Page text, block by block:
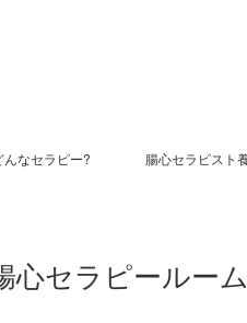
んなセラピー? 腸心セラピスト
心セラピールー